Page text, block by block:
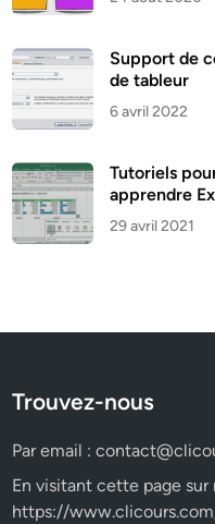
Support de
de tableur
6 avril 2022
Tutoriels
apprendre
29 avril 2021
Trouvez-nous
Par email :
En visitant cette page
https://